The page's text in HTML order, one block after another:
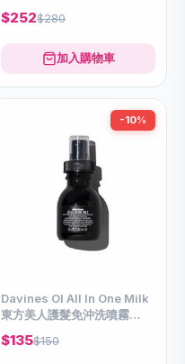
$252$280
加入購物車
-10%
Davines OI All In One Milk
東方美人護髮免沖洗噴霧
50ml
$135$150